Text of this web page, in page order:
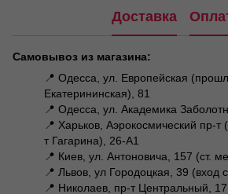
Доставка
Самовывоз из магазина:
📍 Одесса, ул. Европейская (прошл.
Екатерининская), 81
📍 Одесса, ул. Академика
📍 Харьков, Аэрокосмический пр-
т Гагарина), 26-А1
📍 Киев, ул. Антоновича, 157 (ст.
📍 Львов, ул Городоцкая, 39 (вход
📍 Николаев, пр-т Центральный,